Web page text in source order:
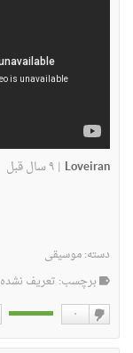
Loveiran
| ۹ سال قبل
دسته:موسیقی
برچسب: تعریف نشده
۰